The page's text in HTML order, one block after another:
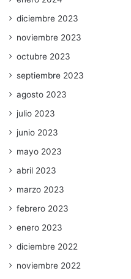
diciembre 2023
noviembre 2023
octubre 2023
septiembre 2023
agosto 2023
julio 2023
junio 2023
mayo 2023
abril 2023
marzo 2023
febrero 2023
enero 2023
diciembre 2022
noviembre 2022